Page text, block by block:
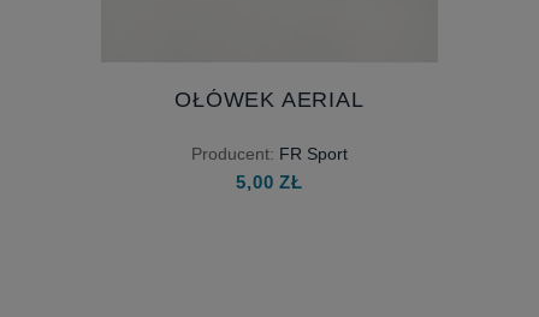
OŁÓWEK AERIAL
Producent: FR Sport
5,00 ZŁ